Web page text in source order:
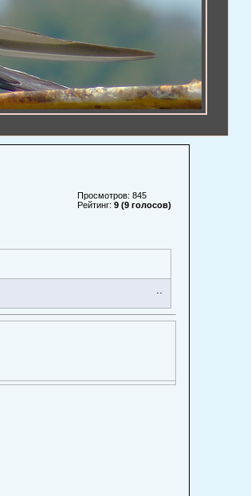
Просмотров: 845
Рейтинг: 9 (9 голосов)